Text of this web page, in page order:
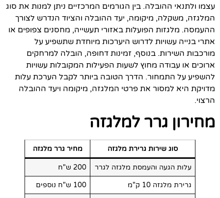
עצמו ולתנאי ההובלה. בין הגורמים המרכזיים ניתן למנות את סוג
המלגזה, משקלה, מיקומה, יעד ההובלה והציוד הנדרש לצורך
ההעמסה. מלגזות הפועלות באזורי תעשייה, מחסנים צפופים או
אתרי בנייה עשויות לדרוש היערכות מיוחדת שתשפיע על
מורכבות השירות. בנוסף, זמינות דחופה, הובלה למרחקים
ארוכים או עבודה מחוץ לשעות הפעילות המקובלות עשויות
להשפיע על התמחור. הדרך הטובה ביותר לקבל הערכת עלות
מדויקת היא למסור את פרטי המלגזה, מיקומה ויעד ההובלה
הרצוי.
מחירון גרר למלגזה
סוג שירות גרירת מלגזה מחיר גרר מלגזה
עלות הגעה והעמסת מלגזה לגרר 200 ש"ח
גרירת מלגזה 10 ק"מ 100 ש"ח נוספים